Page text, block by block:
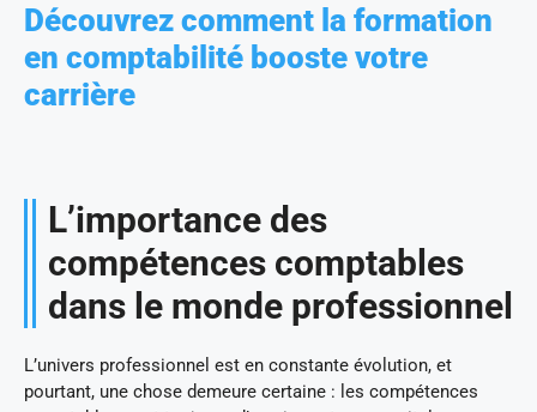
Découvrez comment la formation
en comptabilité booste votre
carrière
L’importance des
compétences comptables
dans le monde professionnel
L’univers professionnel est en constante évolution, et
pourtant, une chose demeure certaine : les compétences